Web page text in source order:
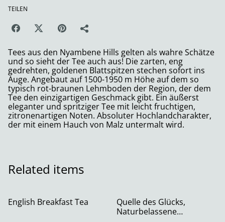
TEILEN
Tees aus den Nyambene Hills gelten als wahre Schätze
und so sieht der Tee auch aus! Die zarten, eng
gedrehten, goldenen Blattspitzen stechen sofort ins
Auge. Angebaut auf 1500-1950 m Höhe auf dem so
typisch rot-braunen Lehmboden der Region, der dem
Tee den einzigartigen Geschmack gibt. Ein äußerst
eleganter und spritziger Tee mit leicht fruchtigen,
zitronenartigen Noten. Absoluter Hochlandcharakter,
der mit einem Hauch von Malz untermalt wird.
Related items
English Breakfast Tea
Quelle des Glücks,
Naturbelassene